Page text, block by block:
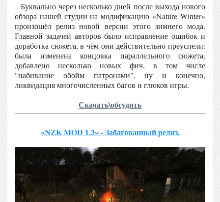
Буквально через несколько дней после выхода нового
обзора нашей студии на модификацию «Nature Winter»
произошёл релиз новой версии этого зимнего мода.
Главной задачей авторов было исправление ошибок и
доработка сюжета, в чём они действительно преуспели:
была изменена концовка параллельного сюжета,
добавлено несколько новых фич, в том числе
"набивание обойм патронами", ну и конечно,
ликвидация многочисленных багов и глюков игры.
Скачать\обсудить
«NZK MOD 1.3» - Забагованный релиз.